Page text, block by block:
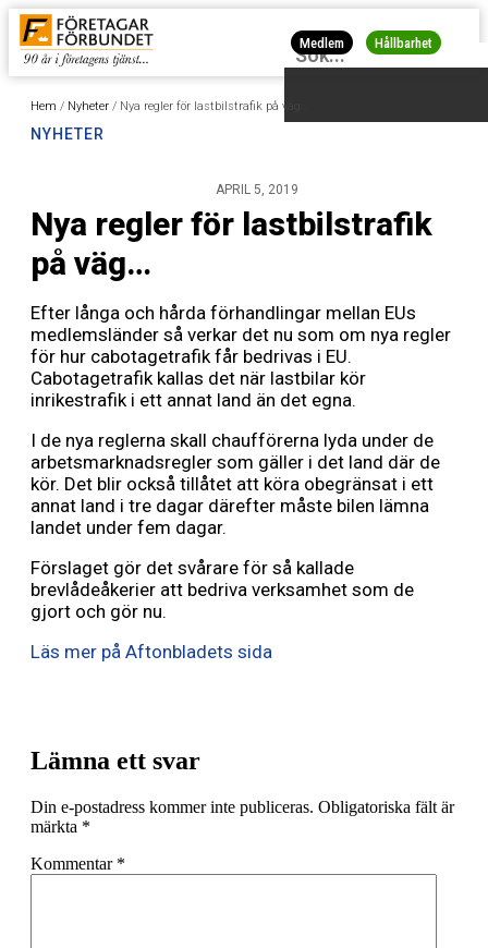
Medlem Hållbarhet
Hem / Nyheter / Nya regler för lastbilstrafik på väg…
NYHETER
APRIL 5, 2019
Nya regler för lastbilstrafik
på väg…
Efter långa och hårda förhandlingar mellan EUs
medlemsländer så verkar det nu som om nya regler
för hur cabotagetrafik får bedrivas i EU.
Cabotagetrafik kallas det när lastbilar kör
inrikestrafik i ett annat land än det egna.
I de nya reglerna skall chaufförerna lyda under de
arbetsmarknadsregler som gäller i det land där de
kör. Det blir också tillåtet att köra obegränsat i ett
annat land i tre dagar därefter måste bilen lämna
landet under fem dagar.
Förslaget gör det svårare för så kallade
brevlådeåkerier att bedriva verksamhet som de
gjort och gör nu.
Läs mer på Aftonbladets sida
Lämna ett svar
Din e-postadress kommer inte publiceras. Obligatoriska fält är
märkta *
Kommentar *